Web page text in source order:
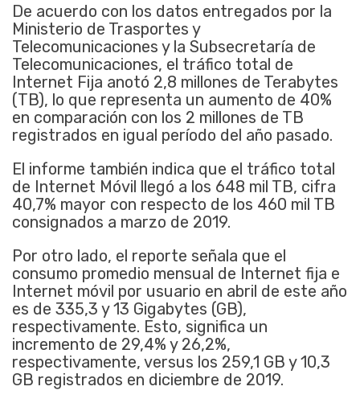
De acuerdo con los datos entregados por la
Ministerio de Trasportes y
Telecomunicaciones y la Subsecretaría de
Telecomunicaciones, el tráfico total de
Internet Fija anotó 2,8 millones de Terabytes
(TB), lo que representa un aumento de 40%
en comparación con los 2 millones de TB
registrados en igual período del año pasado.
El informe también indica que el tráfico total
de Internet Móvil llegó a los 648 mil TB, cifra
40,7% mayor con respecto de los 460 mil TB
consignados a marzo de 2019.
Por otro lado, el reporte señala que el
consumo promedio mensual de Internet fija e
Internet móvil por usuario en abril de este año
es de 335,3 y 13 Gigabytes (GB),
respectivamente. Esto, significa un
incremento de 29,4% y 26,2%,
respectivamente, versus los 259,1 GB y 10,3
GB registrados en diciembre de 2019.